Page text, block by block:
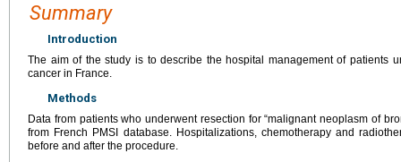
Summary
Introduction
The aim of the study is to describe the hospital management of patients
cancer in France.
Methods
Data from patients who underwent resection for “malignant neoplasm of
from French PMSI database. Hospitalizations, chemotherapy and
before and after the procedure.